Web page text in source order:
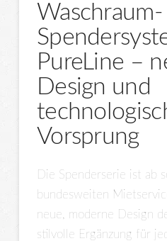
Waschraum-
PureLine –
Design und
Vorsprung
Die Spenderserie ist ab
bundesweiten
neue, moderne Design
stilvolle Ergänzung für